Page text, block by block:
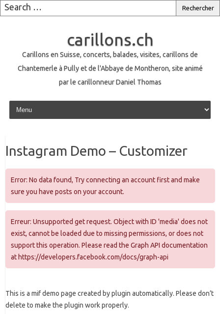
carillons.ch
Carillons en Suisse, concerts, balades, visites, carillons de
Chantemerle à Pully et de l'Abbaye de Montheron, site animé
par le carillonneur Daniel Thomas
Skip to content
Instagram Demo – Customizer
Error: No data found, Try connecting an account first and make
sure you have posts on your account.
Erreur: Unsupported get request. Object with ID 'media' does not
exist, cannot be loaded due to missing permissions, or does not
support this operation. Please read the Graph API documentation
at https://developers.facebook.com/docs/graph-api
This is a mif demo page created by plugin automatically. Please don’t
delete to make the plugin work properly.